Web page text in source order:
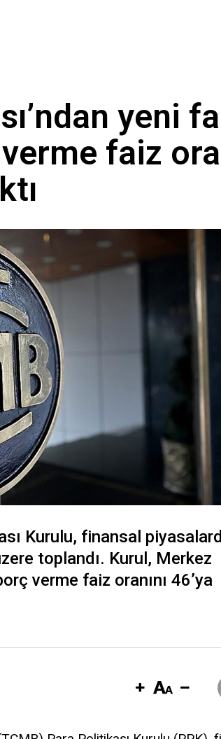
yeni
faiz
Kurulu, finansal
toplandı. Kurul, Merkez
verme faiz oranını 46’ya